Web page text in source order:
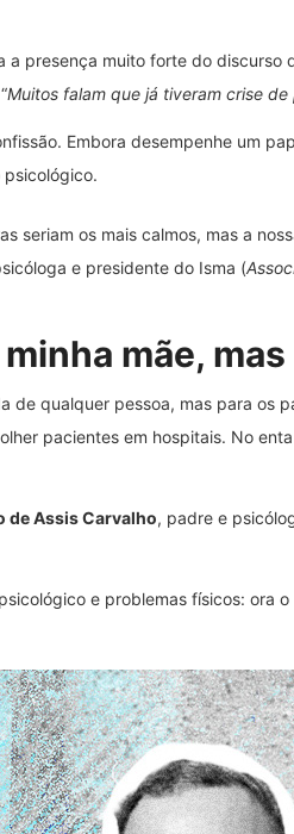
a presença muito forte do
Muitos falam que já tiveram crise
Embora desempenhe um
seriam os mais calmos, mas a
e presidente do Isma (
minha mãe,
de qualquer pessoa, mas para os
pacientes em hospitais. No
de Assis Carvalho, padre e
e problemas físicos: ora